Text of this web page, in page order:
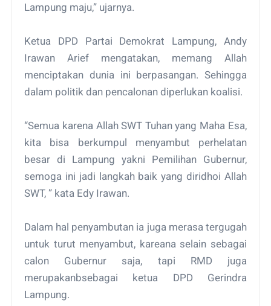
Lampung maju,” ujarnya.
Ketua DPD Partai Demokrat Lampung, Andy
Irawan Arief mengatakan, memang Allah
menciptakan dunia ini berpasangan. Sehingga
dalam politik dan pencalonan diperlukan koalisi.
“Semua karena Allah SWT Tuhan yang Maha Esa,
kita bisa berkumpul menyambut perhelatan
besar di Lampung yakni Pemilihan Gubernur,
semoga ini jadi langkah baik yang diridhoi Allah
SWT, ” kata Edy Irawan.
Dalam hal penyambutan ia juga merasa tergugah
untuk turut menyambut, kareana selain sebagai
calon Gubernur saja, tapi RMD juga
merupakanbsebagai ketua DPD Gerindra
Lampung.